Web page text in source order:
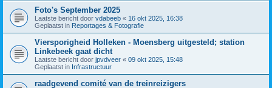
Foto's September 2025
Laatste bericht door vdabeeb « 16 okt 2025, 16:38
Geplaatst in Reportages & Fotografie
Viersporigheid Holleken - Moensberg uitgesteld; station
Linkebeek gaat dicht
Laatste bericht door jpvdveer « 09 okt 2025, 15:48
Geplaatst in Infrastructuur
raadgevend comité van de treinreizigers